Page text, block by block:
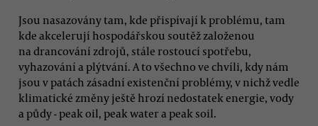
Jsou nasazovány tam, kde přispívají k problému, tam
kde akcelerují hospodářskou soutěž založenou
na drancování zdrojů, stále rostoucí spotřebu,
vyhazování a plýtvání. A to všechno ve chvíli, kdy nám
jsou v patách zásadní existenční problémy, v nichž vedle
klimatické změny ještě hrozí nedostatek energie, vody
a půdy - peak oil, peak water a peak soil.